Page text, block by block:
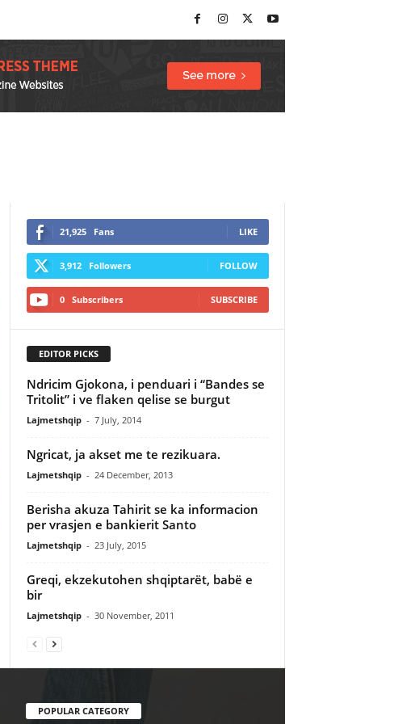
21,925 Fans LIKE
3,912 Followers FOLLOW
0 Subscribers SUBSCRIBE
EDITOR PICKS
Ndricim Gjokona, i penduari i “Bandes se
Tritolit” i ve flaken qelise se burgut
Lajmetshqip - 7 July, 2014
Ngricat, ja akset me te rezikuara.
Lajmetshqip - 24 December, 2013
Berisha akuza Tahirit se ka informacion
per vrasjen e bankierit Santo
Lajmetshqip - 23 July, 2015
Greqi, ekzekutohen shqiptarët, babë e
bir
Lajmetshqip - 30 November, 2011
POPULAR CATEGORY